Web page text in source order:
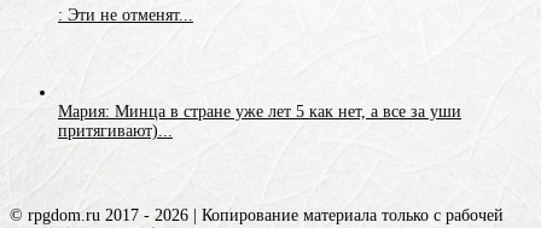
: Эти не отменят...
Мария: Минца в стране уже лет 5 как нет, а все за уши
притягивают)...
© rpgdom.ru 2017 - 2026 | Копирование материала только с рабочей